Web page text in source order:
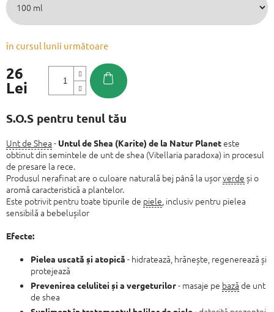
26
Lei
preţ:
în cursul lunii următoare
S.O.S pentru tenul tău
Unt de Shea - Untul de Shea (Karite) de la Natur Planeteste
obtinut din semintele de unt de shea (Vitellaria paradoxa) in procesul
de presare la rece.
Produsul nerafinat are o culoare naturală bej până la ușorverde și o
aromă caracteristică a plantelor.
Este potrivit pentru toate tipurile de piele , inclusiv pentru pielea
sensibilă a bebelușilor
Efecte:
Pielea uscată și atopică - hidratează, hrănește, regenerează și
protejează
Prevenirea celulitei și a vergeturilor- masaje pe bază de unt
de shea